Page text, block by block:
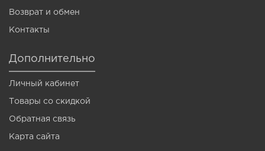
Возврат и обмен
Контакты
Дополнительно
Личный кабинет
Товары со скидкой
Обратная связь
Карта сайта